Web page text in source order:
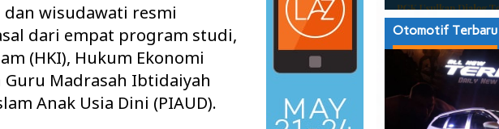
dan wisudawati resmi
dari empat program studi,
(HKI), Hukum Ekonomi
Guru Madrasah Ibtidaiyah
Anak Usia Dini (PIAUD).
Otomotif Terbaru